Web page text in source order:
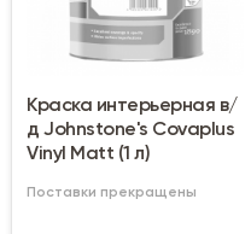
Краска интерьерная в/
д Johnstone's Covaplus
Vinyl Matt (1 л)
Поставки прекращены